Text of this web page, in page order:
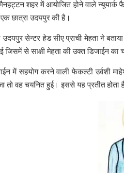
शहर में आयोजित होने वाले
छात्रा उदयपुर की है।
सेन्टर हेड सीए प्राची मेहता ने
जिसमें से साक्षी मेहता की उक्त डिजाईन
में सहयोग करने वाली फेकल्टी उर्वशी
तो वह चयनित हुई। इससे यह प्रतीत होता